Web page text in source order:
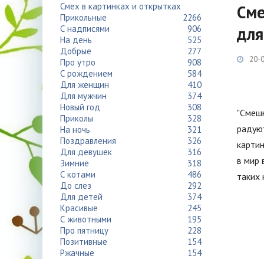
20-
в мир
таких
Смех в картинках и открытках
Прикольные
2266
С надписями
906
На день
525
Добрые
277
Про утро
908
С рождением
584
Для женщин
410
Для мужчин
374
Новый год
308
Приколы
328
На ночь
321
Поздравления
326
Для девушек
316
Зимние
318
С котами
486
До слез
292
Для детей
374
Красивые
245
С животными
195
Про пятницу
228
Позитивные
154
Ржачные
154